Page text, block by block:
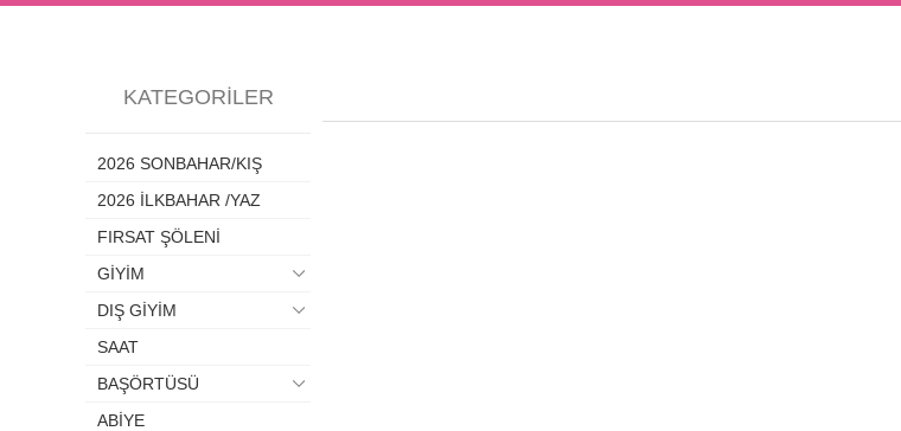
KATEGORILER
2026 SONBAHAR/KIŞ
2026 İLKBAHAR /YAZ
FIRSAT ŞÖLENİ
GİYİM
DIŞ GİYİM
SAAT
BAŞÖRTÜSÜ
ABİYE